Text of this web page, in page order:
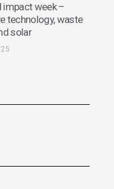
week –
technology, waste
solar